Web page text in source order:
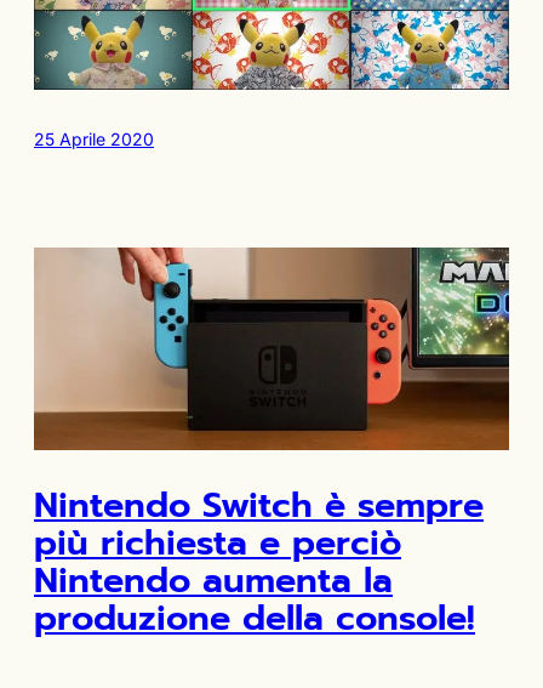
25 Aprile 2020
Nintendo Switch è sempre
più richiesta e perciò
Nintendo aumenta la
produzione della console!